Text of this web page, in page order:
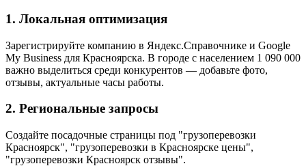
1. Локальная оптимизация
Зарегистрируйте компанию в Яндекс.Справочнике и Google
My Business для Красноярска. В городе с населением 1 090 000
важно выделиться среди конкурентов — добавьте фото,
отзывы, актуальные часы работы.
2. Региональные запросы
Создайте посадочные страницы под "грузоперевозки
Красноярск", "грузоперевозки в Красноярске цены",
"грузоперевозки Красноярск отзывы".